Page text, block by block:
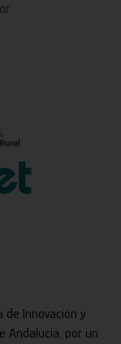
de Innovación y
Andalucía, por un